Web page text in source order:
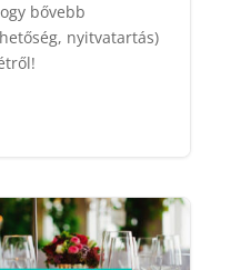
bővebb
nyitvatartás)